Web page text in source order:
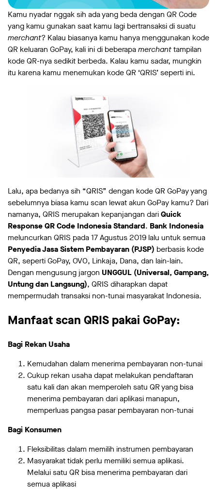
Kamu nyadar nggak sih ada yang beda dengan QR Code
yang kamu gunakan saat kamu lagi bertransaksi di suatu
merchant? Kalau biasanya kamu hanya menggunakan kode
QR keluaran GoPay, kali ini di beberapamerchanttampilan
kode QR-nya sedikit berbeda. Kalau kamu sadar, mungkin
itu karena kamu menemukan kode QR ‘QRIS’ seperti ini.
Lalu, apa bedanya sih “QRIS” dengan kode QR GoPay yang
sebelumnya biasa kamu scan lewat akun GoPay kamu? Dari
namanya, QRIS merupakan kepanjangan dariQuick
Response QR Code Indonesia Standard. Bank Indonesia
meluncurkan QRIS pada 17 Agustus 2019 lalu untuk semua
Penyedia Jasa Sistem Pembayaran (PJSP) berbasis kode
QR, seperti GoPay, OVO, Linkaja, Dana, dan lain-lain.
Dengan mengusung jargon UNGGUL (Universal, Gampang,
Untung dan Langsung), QRIS diharapkan dapat
mempermudah transaksi non-tunai masyarakat Indonesia.
Manfaat scan QRIS pakai GoPay:
Bagi Rekan Usaha
Kemudahan dalam menerima pembayaran non-tunai
Cukup rekan usaha dapat melakukan pendaftaran
satu kali dan akan memperoleh satu QR yang bisa
menerima pembayaran dari aplikasi manapun,
memperluas pangsa pasar pembayaran non-tunai
Bagi Konsumen
Fleksibilitas dalam memilih instrumen pembayaran
Masyarakat tidak perlu memiliki semua aplikasi.
Melalui satu QR bisa menerima pembayaran dari
semua aplikasi